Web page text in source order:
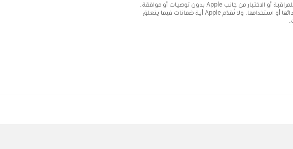
يتم تقديم المعلومات حول المنتجات التي لم تُصنّعها Apple أو مواقع الويب المستقلة التي لا تخضع للمراقبة أو الاختبار من جانب Apple بدون توصيات أو موافقة.
ولا تتحمّل Apple أية مسؤولية فيما يتعلق باختيار مواقع الويب والمنتجات التابعة لجهات خارجية أو أدائها أو استخدامها. ولا تُقدّم Apple أية ضمانات فيما يتعلق